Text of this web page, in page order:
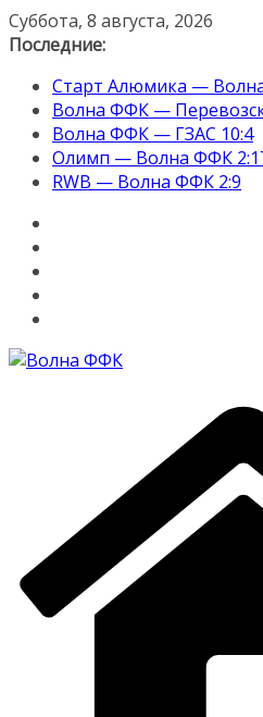
Перейти
к
Суббота, 8 августа, 2026
Последние:
Старт Алюмика —
Волна ФФК —
Волна ФФК — ГЗАС 10:4
Олимп — Волна ФФК
RWB — Волна ФФК 2:9